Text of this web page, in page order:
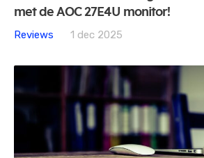
met de AOC 27E4U monitor!
Reviews
1 dec 2025